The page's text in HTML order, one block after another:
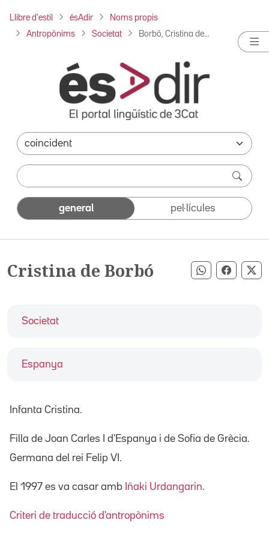
Llibre d'estil ésAdir Noms propis
Antropònims Societat Borbó, Cristina de...
general pel·lícules
Cristina de Borbó Compartir
Societat
Espanya
Infanta Cristina.
Filla de Joan Carles I d'Espanya i de Sofia de Grècia.
Germana del rei Felip VI.
El 1997 es va casar amb Iñaki Urdangarin.
Criteri de traducció d'antropònims